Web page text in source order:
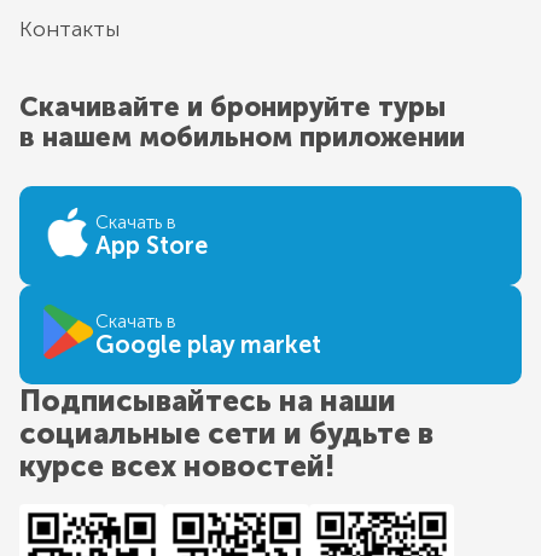
Контакты
Скачивайте и бронируйте туры
в нашем мобильном приложении
Скачать в
App Store
Скачать в
Google play market
Подписывайтесь на наши
социальные сети и будьте в
курсе всех новостей!